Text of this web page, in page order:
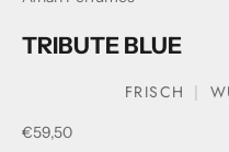
TRIBUTE BLUE
FRISCH
Verkaufspreis
€59,50